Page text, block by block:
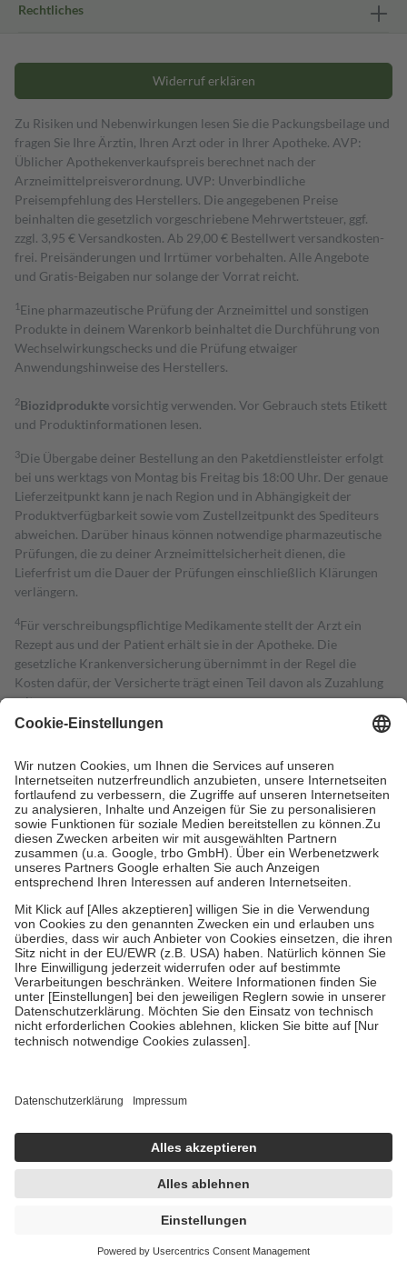
Rechtliches
Widerruf erklären
Zu Risiken und Nebenwirkungen lesen Sie die Packungsbeilage und
fragen Sie Ihre Ärztin, Ihren Arzt oder in Ihrer Apotheke. AVP:
Üblicher Apothekenverkaufspreis berechnet nach der
Arzneimittelpreisverordnung. UVP: Unverbindliche
Preisempfehlung des Herstellers. Die angegebenen Preise
beinhalten die gesetzlich vorgeschriebene Mehrwertsteuer, ggf.
zzgl. 3,95 € Versandkosten. Ab 29,00 € Bestell­wert versand­kosten­
frei. Preisänderungen und Irrtümer vorbehalten. Alle Angebote
und Gratis-Beigaben nur solange der Vorrat reicht.
1 Eine pharmazeutische Prüfung der Arzneimittel und sonstigen
Produkte in deinem Warenkorb beinhaltet die Durchführung von
Wechselwirkungschecks und die Prüfung etwaiger
Anwendungshinweise des Herstellers.
2Biozidproduktevorsichtig verwenden. Vor Gebrauch stets Etikett
und Produktinformationen lesen.
3Die Übergabe deiner Bestellung an den Paketdienstleister erfolgt
bei uns werktags von Montag bis Freitag bis 18:00 Uhr. Der genaue
Lieferzeitpunkt kann je nach Region und in Abhängigkeit der
Produktverfügbarkeit sowie vom Zustellzeitpunkt des Spediteurs
abweichen. Darüber hinaus können notwendige pharmazeutische
Prüfungen, die zu deiner Arzneimittelsicherheit dienen, die
Lieferfrist um die Dauer der Prüfungen einschließlich Klärungen
verlängern.
4Für verschreibungspflichtige Medikamente stellt der Arzt ein
Rezept aus und der Patient erhält sie in der Apotheke. Die
gesetzliche Krankenversicherung übernimmt in der Regel die
Kosten dafür, der Versicherte trägt einen Teil davon als Zuzahlung
mit.
Grundsätzlich leisten Mitglieder Zuzahlungen in Höhe von zehn
höchstens zehn Euro.
Es sind jedoch nie mehr als die tatsächlichen
Kosten der Leistung zu entrichten.
Diese Regeln gelten grundsätzlich auch für Online-Apotheken.
Bei Heilmitteln und häuslicher Krankenpflege beträgt die
Zuzahlung zehn Prozent der Kosten sowie zehn Euro je
Verordnung.
Um das Engagement der Versicherten für ihre eigene Gesundheit zu
stärken und die besondere Stellung der Familie zu unterstützen,
fallenkeine Zuzahlungenan bei:
• Kindern und Jugendlichen bis zum vollendeten 18. Lebensjahr
mit Ausnahme der Fahrkosten
• Untersuchungen zur Vorsorge und Früherkennung, die von der
GKV getragen werden
• empfohlenen Schutzimpfungen
• Harn- und Blutteststreifen
getroffen, um sicherzustellen, dass es sich um echte Bewertungen
https://help.etrusted.com/hc/de/articles/4419944605341
Einige Bilder und Inhalte wurden unter Zuhilfenahme künstlicher